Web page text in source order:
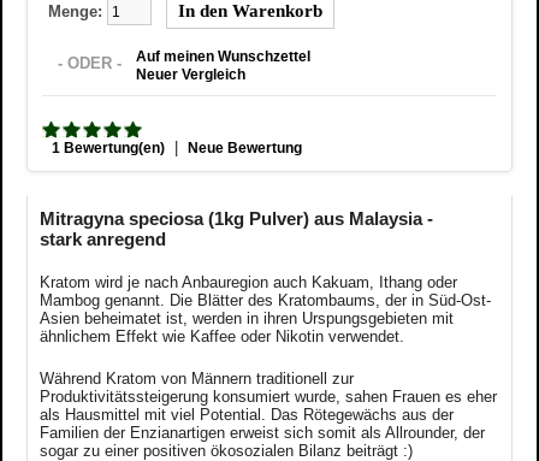
Menge:
- ODER -
Auf meinen Wunschzettel
Neuer Vergleich
1 Bewertung(en) | Neue Bewertung
Mitragyna speciosa (1kg Pulver) aus Malaysia -
stark anregend
Kratom wird je nach Anbauregion auch Kakuam, Ithang oder
Mambog genannt. Die Blätter des Kratombaums, der in Süd-Ost-
Asien beheimatet ist, werden in ihren Urspungsgebieten mit
ähnlichem Effekt wie Kaffee oder Nikotin verwendet.
Während Kratom von Männern traditionell zur
Produktivitätssteigerung konsumiert wurde, sahen Frauen es eher
als Hausmittel mit viel Potential. Das Rötegewächs aus der
Familien der Enzianartigen erweist sich somit als Allrounder, der
sogar zu einer positiven ökosozialen Bilanz beiträgt :)